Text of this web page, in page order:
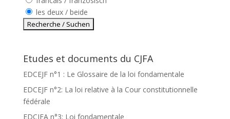
les deux / beide
Etudes et documents du CJFA
EDCEJF n°1 : Le Glossaire de la loi fondamentale
EDCEJF n°2: La loi relative à la Cour constitutionnelle
fédérale
EDCJFA n°3: Loi fondamentale